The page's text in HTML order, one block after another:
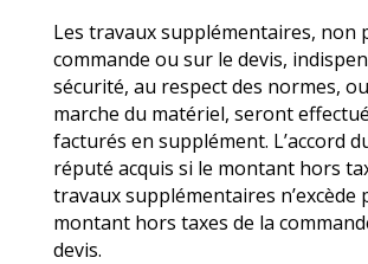
Les travaux supplémentaires, non
commande ou sur le devis,
sécurité, au respect des normes,
marche du matériel, seront
facturés en supplément. L’accord
réputé acquis si le montant hors
travaux supplémentaires n’excède
montant hors taxes de la
devis.